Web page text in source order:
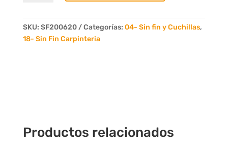
20
x
SKU: SF200620 Categorías: 04- Sin fin y Cuchillas,
18- Sin Fin Carpinteria
Productos relacionados